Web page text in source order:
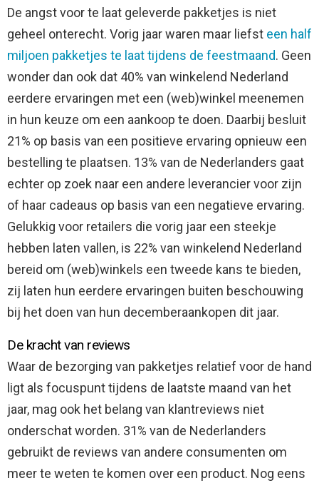
De angst voor te laat geleverde pakketjes is niet
geheel onterecht. Vorig jaar waren maar liefst een half
miljoen pakketjes te laat tijdens de feestmaand. Geen
wonder dan ook dat 40% van winkelend Nederland
eerdere ervaringen met een (web)winkel meenemen
in hun keuze om een aankoop te doen. Daarbij besluit
21% op basis van een positieve ervaring opnieuw een
bestelling te plaatsen. 13% van de Nederlanders gaat
echter op zoek naar een andere leverancier voor zijn
of haar cadeaus op basis van een negatieve ervaring.
Gelukkig voor retailers die vorig jaar een steekje
hebben laten vallen, is 22% van winkelend Nederland
bereid om (web)winkels een tweede kans te bieden,
zij laten hun eerdere ervaringen buiten beschouwing
bij het doen van hun decemberaankopen dit jaar.
De kracht van reviews
Waar de bezorging van pakketjes relatief voor de hand
ligt als focuspunt tijdens de laatste maand van het
jaar, mag ook het belang van klantreviews niet
onderschat worden. 31% van de Nederlanders
gebruikt de reviews van andere consumenten om
meer te weten te komen over een product. Nog eens